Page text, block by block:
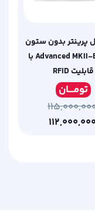
پرینتر بدون ستون
رادین Advanced MKII-B با
قابلیت RFID
تومـــان